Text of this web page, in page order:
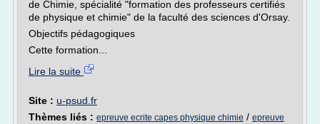
de Chimie, spécialité "formation des professeurs certifiés
de physique et chimie" de la faculté des sciences d'Orsay.
Objectifs pédagogiques
Cette formation...
Lire la suite
Site : u-psud.fr
Thèmes liés : epreuve ecrite capes physique chimie / epreuve